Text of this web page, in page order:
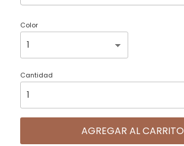
Color
Cantidad
AGREGAR AL CARRITO